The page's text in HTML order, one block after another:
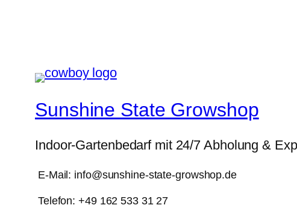
Sunshine State Growshop
Indoor-Gartenbedarf mit 24/7 Abholung &
E-Mail: info@sunshine-state-growshop.de
Telefon: +49 162 533 31 27